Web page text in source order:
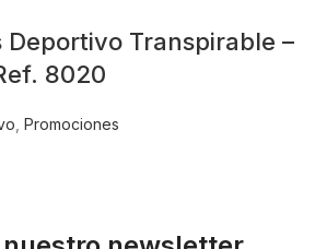
Deportivo Transpirable –
8020
Promociones